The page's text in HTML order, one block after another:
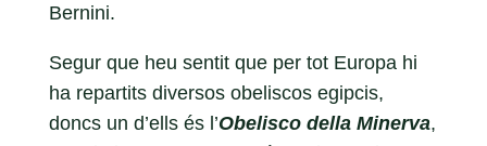
Bernini.
Segur que heu sentit que per tot Europa hi
ha repartits diversos obeliscos egipcis,
doncs un d’ells és l’Obelisco della Minerva,